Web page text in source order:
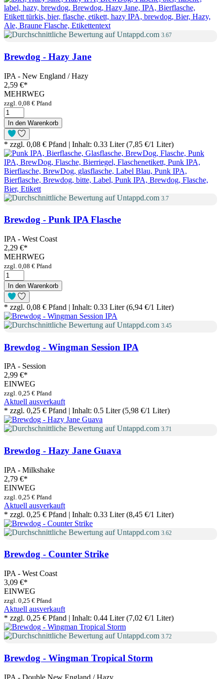
3.67
Brewdog - Hazy Jane
IPA - New England / Hazy
2,59 €*
MEHRWEG
zzgl. 0,08 € Pfand
In den Warenkorb
* zzgl. 0,08 € Pfand | Inhalt: 0.33 Liter (7,85 €/1 Liter)
3.7
Brewdog - Punk IPA Flasche
IPA - West Coast
2,29 €*
MEHRWEG
zzgl. 0,08 € Pfand
In den Warenkorb
* zzgl. 0,08 € Pfand | Inhalt: 0.33 Liter (6,94 €/1 Liter)
3.45
Brewdog - Wingman Session IPA
IPA - Session
2,99 €*
EINWEG
zzgl. 0,25 € Pfand
Aktuell ausverkauft
* zzgl. 0,25 € Pfand | Inhalt: 0.5 Liter (5,98 €/1 Liter)
3.71
Brewdog - Hazy Jane Guava
IPA - Milkshake
2,79 €*
EINWEG
zzgl. 0,25 € Pfand
Aktuell ausverkauft
* zzgl. 0,25 € Pfand | Inhalt: 0.33 Liter (8,45 €/1 Liter)
3.62
Brewdog - Counter Strike
IPA - West Coast
3,09 €*
EINWEG
zzgl. 0,25 € Pfand
Aktuell ausverkauft
* zzgl. 0,25 € Pfand | Inhalt: 0.44 Liter (7,02 €/1 Liter)
3.72
Brewdog - Wingman Tropical Storm
IPA - Double New England / Hazy